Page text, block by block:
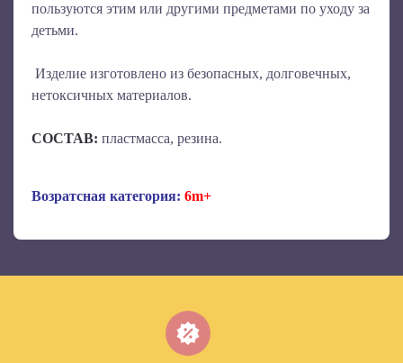
пользуются этим или другими предметами по уходу за
детьми.
Изделие изготовлено из безопасных, долговечных,
нетоксичных материалов.
СОСТАВ: пластмасса, резина.
Возратсная категория: 6m+